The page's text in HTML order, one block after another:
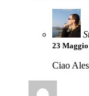
23
Ciao